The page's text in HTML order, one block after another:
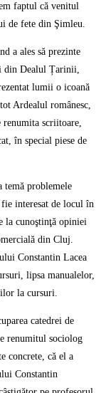
faptul că venitul
de fete din Şimleu.
a ales să prezinte
din Dealul Țarinii,
lumii o icoană
Ardealul românesc,
renumita scriitoare,
în special piese de
temă problemele
fie interesat de locul în
la cunoştinţă opiniei
din Cluj.
Constantin Lacea
lipsa manualelor,
la cursuri.
catedrei de
renumitul sociolog
concrete, că el a
Constantin